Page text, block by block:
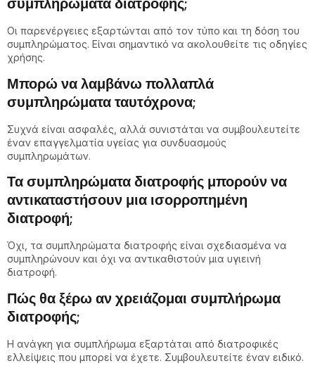
συμπληρώματα διατροφής;
Οι παρενέργειες εξαρτώνται από τον τύπο και τη δόση του
συμπληρώματος. Είναι σημαντικό να ακολουθείτε τις οδηγίες
χρήσης.
Μπορώ να λαμβάνω πολλαπλά
συμπληρώματα ταυτόχρονα;
Συχνά είναι ασφαλές, αλλά συνιστάται να συμβουλευτείτε
έναν επαγγελματία υγείας για συνδυασμούς
συμπληρωμάτων.
Τα συμπληρώματα διατροφής μπορούν να
αντικαταστήσουν μια ισορροπημένη
διατροφή;
Όχι, τα συμπληρώματα διατροφής είναι σχεδιασμένα να
συμπληρώνουν και όχι να αντικαθιστούν μια υγιεινή
διατροφή.
Πώς θα ξέρω αν χρειάζομαι συμπλήρωμα
διατροφής;
Η ανάγκη για συμπλήρωμα εξαρτάται από διατροφικές
ελλείψεις που μπορεί να έχετε. Συμβουλευτείτε έναν ειδικό.